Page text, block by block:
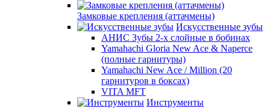
Замковые крепления (аттачмены)
Искусственные зубы
АНИС Зубы 2-х слойные в бобинах
Yamahachi Gloria New Ace & Naperce
(полные гарнитуры)
Yamahachi New Ace / Million (20
гарнитуров в боксах)
VITA MFT
Инструменты